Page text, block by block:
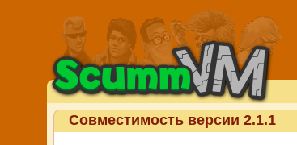
Совместимость версии 2.1.1